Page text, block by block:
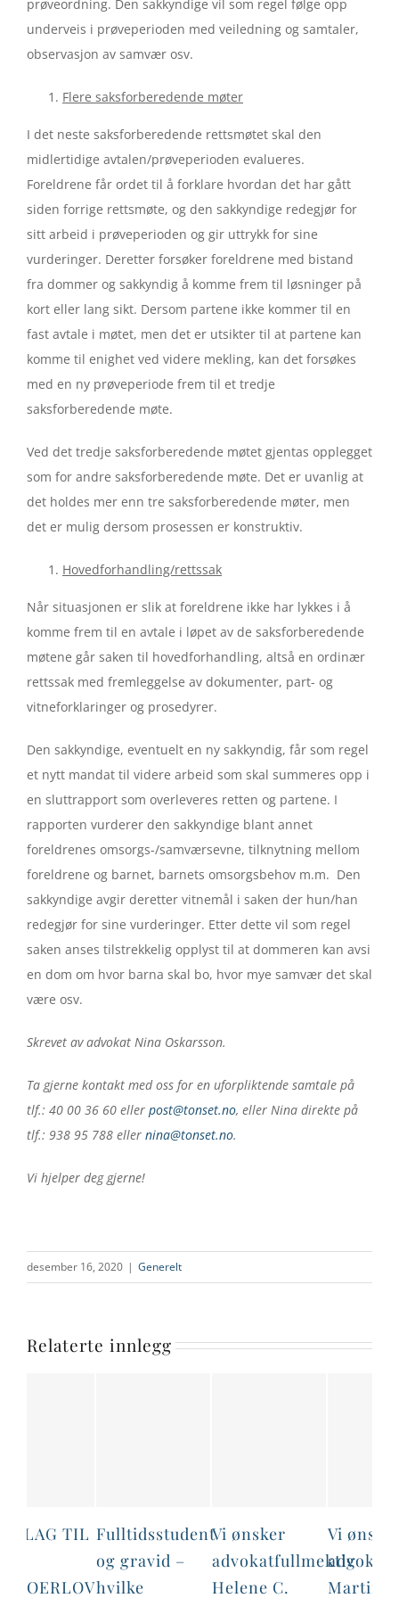
prøveordning. Den sakkyndige vil som regel følge opp
underveis i prøveperioden med veiledning og samtaler,
observasjon av samvær osv.
Flere saksforberedende møter
I det neste saksforberedende rettsmøtet skal den
midlertidige avtalen/prøveperioden evalueres.
Foreldrene får ordet til å forklare hvordan det har gått
siden forrige rettsmøte, og den sakkyndige redegjør for
sitt arbeid i prøveperioden og gir uttrykk for sine
vurderinger. Deretter forsøker foreldrene med bistand
fra dommer og sakkyndig å komme frem til løsninger på
kort eller lang sikt. Dersom partene ikke kommer til en
fast avtale i møtet, men det er utsikter til at partene kan
komme til enighet ved videre mekling, kan det forsøkes
med en ny prøveperiode frem til et tredje
saksforberedende møte.
Ved det tredje saksforberedende møtet gjentas opplegget
som for andre saksforberedende møte. Det er uvanlig at
det holdes mer enn tre saksforberedende møter, men
det er mulig dersom prosessen er konstruktiv.
Hovedforhandling/rettssak
Når situasjonen er slik at foreldrene ikke har lykkes i å
komme frem til en avtale i løpet av de saksforberedende
møtene går saken til hovedforhandling, altså en ordinær
rettssak med fremleggelse av dokumenter, part- og
vitneforklaringer og prosedyrer.
Den sakkyndige, eventuelt en ny sakkyndig, får som regel
et nytt mandat til videre arbeid som skal summeres opp i
en sluttrapport som overleveres retten og partene. I
rapporten vurderer den sakkyndige blant annet
foreldrenes omsorgs-/samværsevne, tilknytning mellom
foreldrene og barnet, barnets omsorgsbehov m.m. Den
sakkyndige avgir deretter vitnemål i saken der hun/han
redegjør for sine vurderinger. Etter dette vil som regel
saken anses tilstrekkelig opplyst til at dommeren kan avsi
en dom om hvor barna skal bo, hvor mye samvær det skal
være osv.
Skrevet av advokat Nina Oskarsson.
Ta gjerne kontakt med oss for en uforpliktende samtale på
tlf.: 40 00 36 60 eller post@tonset.no, eller Nina direkte på
tlf.: 938 95 788 eller nina@tonset.no.
Vi hjelper deg gjerne!
desember 16, 2020 | Generelt
Relaterte innlegg
Fulltidsstudent
og gravid –
hvilke
Vi ønsker
advokatfullmektig
Helene C.
Vi ønsker
Martine